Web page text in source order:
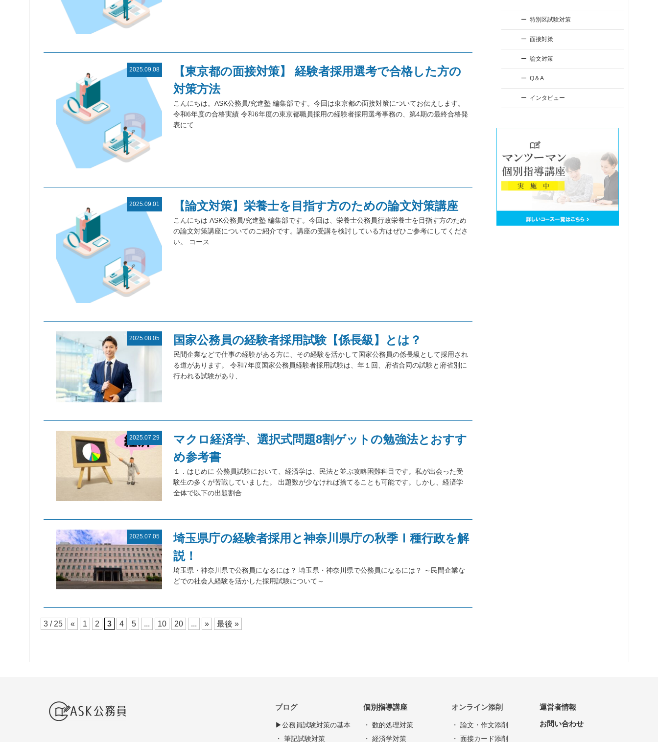
2025.09.08
【東京都の面接対策】 経験者採用選考で合格した方の
対策方法
こんにちは。ASK公務員/究進塾 編集部です。今回は東京都の面接対策についてお伝えします。
令和6年度の合格実績 令和6年度の東京都職員採用の経験者採用選考事務の、第4期の最終合格発
表にて
2025.09.01 【論文対策】栄養士を目指す方のための論文対策講座
こんにちは ASK公務員/究進塾 編集部です。今回は、栄養士公務員行政栄養士を目指す方のため
の論文対策講座についてのご紹介です。講座の受講を検討している方はぜひご参考にしてくださ
い。 コース
2025.08.05 国家公務員の経験者採用試験【係長級】とは？
民間企業などで仕事の経験がある方に、その経験を活かして国家公務員の係長級として採用され
る道があります。 令和7年度国家公務員経験者採用試験は、年１回、府省合同の試験と府省別に
行われる試験があり、
2025.07.29
マクロ経済学、選択式問題8割ゲットの勉強法とおすす
め参考書
１．はじめに 公務員試験において、経済学は、民法と並ぶ攻略困難科目です。私が出会った受
験生の多くが苦戦していました。 出題数が少なければ捨てることも可能です。しかし、経済学
全体で以下の出題割合
2025.07.05
埼玉県庁の経験者採用と神奈川県庁の秋季Ⅰ種行政を解
説！
埼玉県・神奈川県で公務員になるには？ 埼玉県・神奈川県で公務員になるには？ ～民間企業な
どでの社会人経験を活かした採用試験について～
3 / 25 « 1 2 3 4 5 ... 10 20 ... » 最後 »
特別区試験対策
面接対策
論文対策
Q＆A
インタビュー
ブログ
▶︎公務員試験対策の基本
・ 筆記試験対策
個別指導講座
・ 数的処理対策
・ 経済学対策
オンライン添削
・ 論文・作文添削
・ 面接カード添削
運営者情報
お問い合わせ